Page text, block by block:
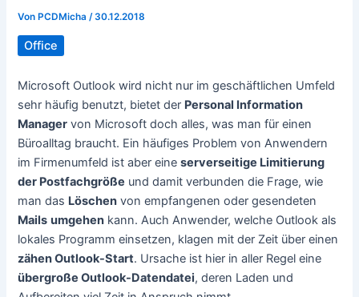
Von PCDMicha/30.12.2018
Office
Microsoft Outlook wird nicht nur im geschäftlichen Umfeld
sehr häufig benutzt, bietet der Personal Information
Manager von Microsoft doch alles, was man für einen
Büroalltag braucht. Ein häufiges Problem von Anwendern
im Firmenumfeld ist aber eineserverseitige Limitierung
der Postfachgröße und damit verbunden die Frage, wie
man das Löschen von empfangenen oder gesendeten
Mails umgehen kann. Auch Anwender, welche Outlook als
lokales Programm einsetzen, klagen mit der Zeit über einen
zähen Outlook-Start. Ursache ist hier in aller Regel eine
übergroße Outlook-Datendatei, deren Laden und